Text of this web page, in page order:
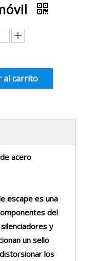
al carrito
acero
escape es una
del
y
un sello
los